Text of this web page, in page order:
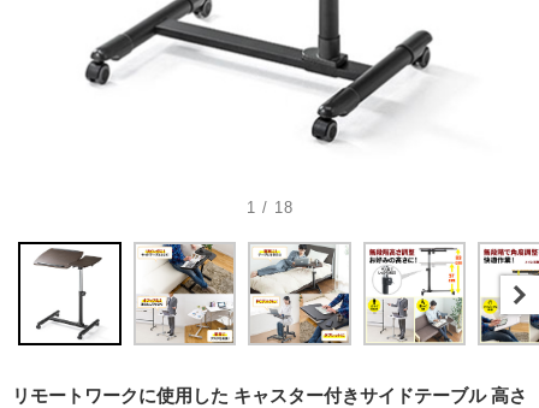
1 / 18
リモートワークに使用した キャスター付きサイドテーブル 高さ